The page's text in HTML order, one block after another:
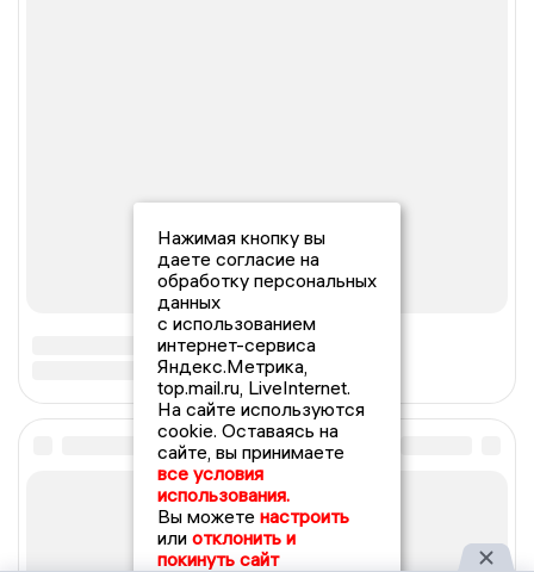
Нажимая кнопку вы
даете согласие на
обработку персональных
данных
с использованием
интернет-сервиса
Яндекс.Метрика,
top.mail.ru, LiveInternet.
На сайте используются
cookie. Оставаясь на
сайте, вы принимаете
все условия
использования.
Вы можете настроить
или отклонить и
покинуть сайт